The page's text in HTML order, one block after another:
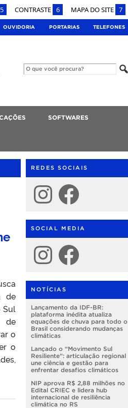
5 CONTRASTE 6 MAPA DO SITE 7
OUVIDORIA PORTARIAS TELEFONES
SOFTWARES
de
Sul
de
o
o
REDES SOCIAIS
Instagram Facebook
SOCIAL MEDIA
Instagram Facebook
NOTÍCIAS
Lançamento da IDF-BR:
plataforma inédita atualiza
equações de chuva para todo o
Brasil considerando mudanças
climáticas
Lançado o “Movimento Sul
Resiliente”: articulação regional
une ciência e gestão para
enfrentar desafios climáticos
NIP aprova R$ 2,88 milhões no
Edital CRIEC e lidera hub
internacional de resiliência
climática no RS